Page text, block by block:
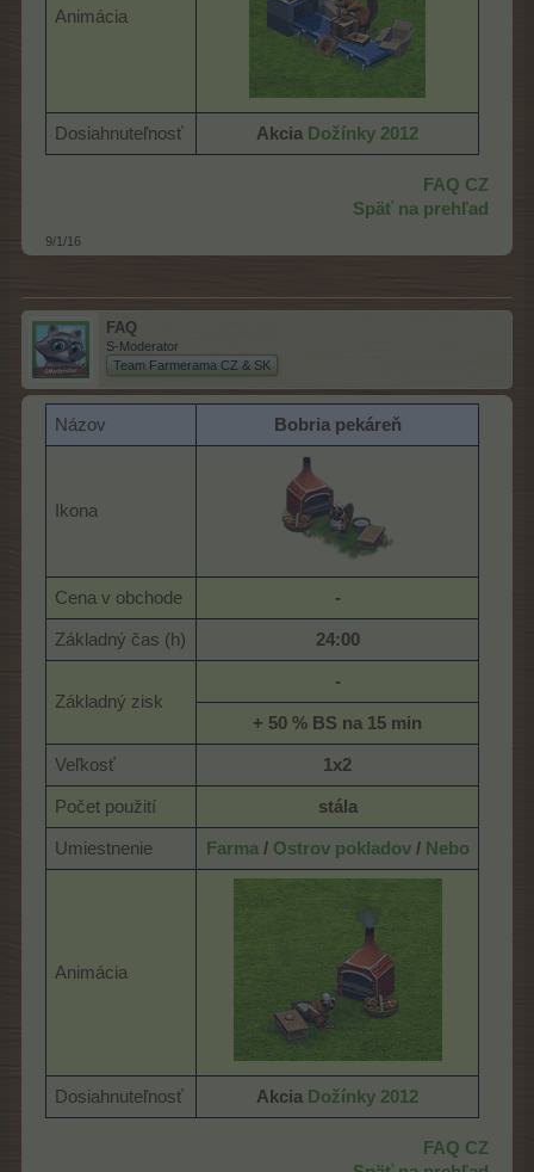
Animácia
Dosiahnuteľnosť Akcia Dožínky 2012
FAQ CZ
Späť na prehľad
9/1/16
FAQ
S-Moderator
Team Farmerama CZ & SK
Názov Bobria pekáreň
Ikona
Cena v obchode -
Základný čas (h) 24:00
Základný zisk
-
+ 50 % BS na 15 min
Veľkosť 1x2
Počet použití stála
Umiestnenie Farma/ Ostrov pokladov/ Nebo
Animácia
Dosiahnuteľnosť Akcia Dožínky 2012
FAQ CZ